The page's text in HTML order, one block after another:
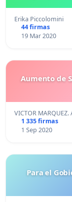
Erika Piccolomini
44 firmas
19 Mar 2020
Aumento de
VICTOR MARQUEZ.
1 335 firmas
1 Sep 2020
Para el Gobierno